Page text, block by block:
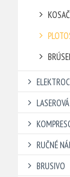
RUČNÉ
BRUSIVO